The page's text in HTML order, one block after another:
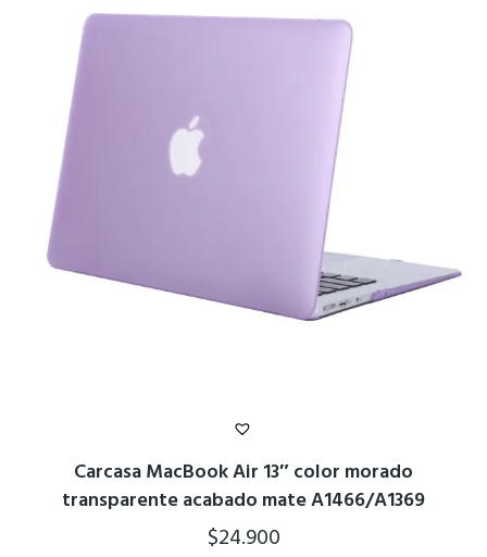
Carcasa MacBook Air 13″ color morado
transparente acabado mate A1466/A1369
$24.900